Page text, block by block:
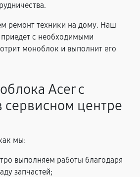
ремонт техники на дому. Наш
с необходимыми
моноблок и выполнит его
Acer с
сервисном центре
мы:
выполняем работы благодаря
запчастей;